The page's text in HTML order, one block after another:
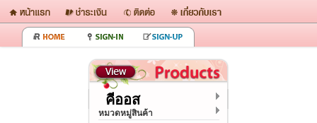
คีออส
หมวดหมู่สินค้า